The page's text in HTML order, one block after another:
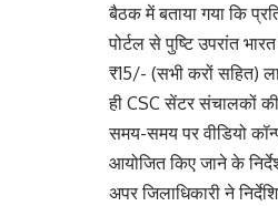
बैठक में बताया गया कि
पोर्टल से पुष्टि उपरांत
₹15/- (सभी करों सहित)
ही CSC सेंटर संचालकों की
समय-समय पर वीडियो
आयोजित किए जाने के
अपर जिलाधिकारी ने